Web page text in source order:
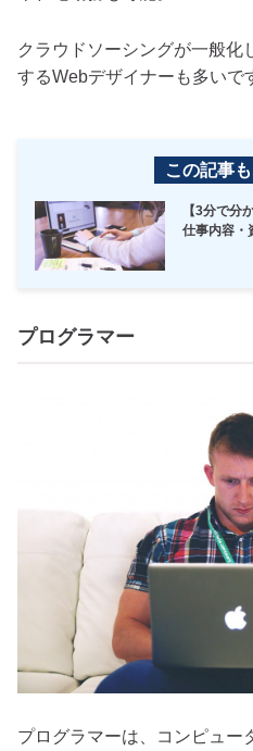
クラウドソーシングが一般化
するWebデザイナーも多いで
この記事
【3分で分
仕事内容・
プログラマー
プログラマーは、コンピュー